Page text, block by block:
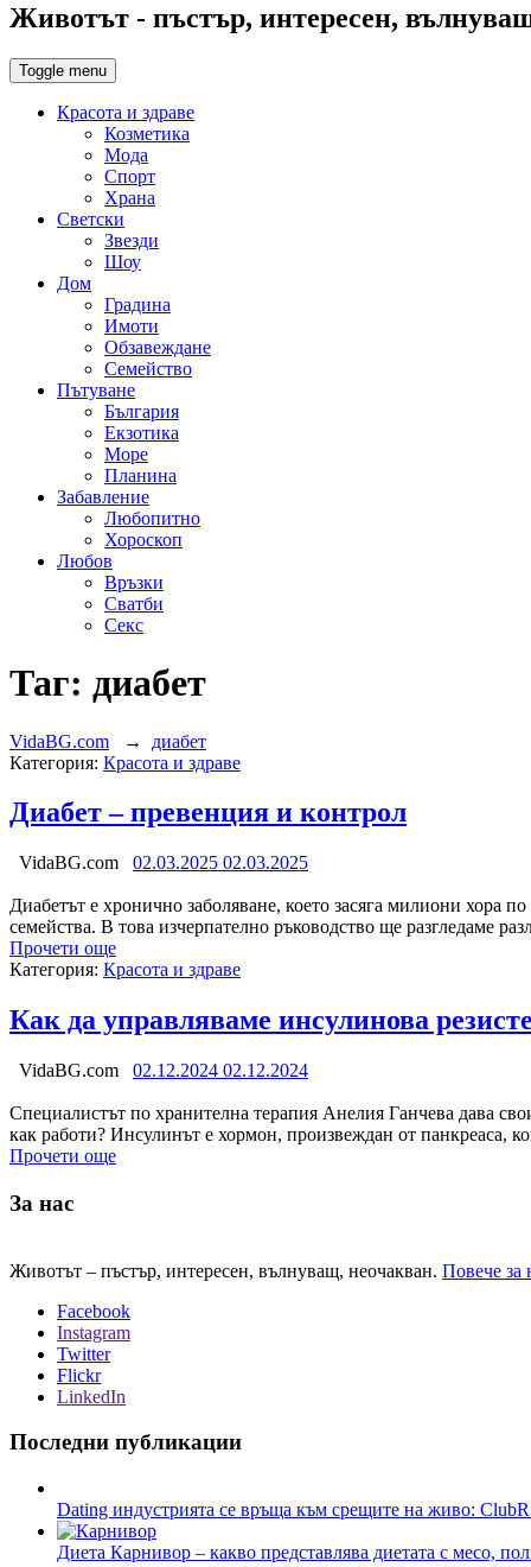
Животът - пъстър, интересен,
Toggle menu
Красота и здраве
Козметика
Мода
Спорт
Храна
Светски
Звезди
Шоу
Дом
Градина
Имоти
Обзавеждане
Семейство
Пътуване
България
Екзотика
Море
Планина
Забавление
Любопитно
Хороскоп
Любов
Връзки
Сватби
Секс
Таг: диабет
VidaBG.com → диабет
Категория: Красота и здраве
Диабет – превенция и контрол
VidaBG.com 02.03.2025 02.03.2025
Диабетът е хронично заболяване, което засяга милиони хора
семейства. В това изчерпателно ръководство ще разгледаме
Прочети още
Категория: Красота и здраве
Как да управляваме инсулинова
VidaBG.com 02.12.2024 02.12.2024
Специалистът по хранителна терапия Анелия Ганчева дава
как работи? Инсулинът е хормон, произвеждан от панкреаса,
Прочети още
За нас
Животът – пъстър, интересен, вълнуващ, неочакван. Повече за
Facebook
Instagram
Twitter
Flickr
LinkedIn
Последни публикации
Dating индустрията се връща към срещите на живо:
Диета Карнивор – какво представлява диетата с месо,